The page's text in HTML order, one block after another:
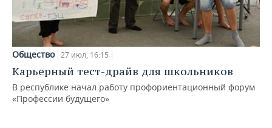
Общество 27 июл, 16:15
Карьерный тест-драйв для школьников
В республике начал работу профориентационный форум
«Профессии будущего»